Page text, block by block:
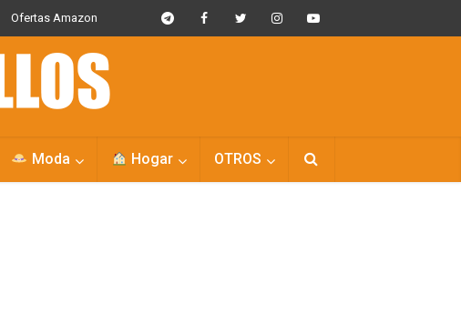
Ofertas Amazon
Moda Hogar OTROS